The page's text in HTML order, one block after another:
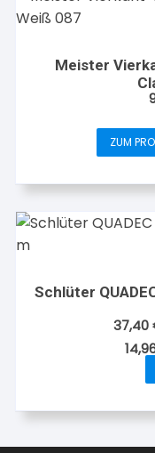
Meister
ZUM
Schlüter
37,40